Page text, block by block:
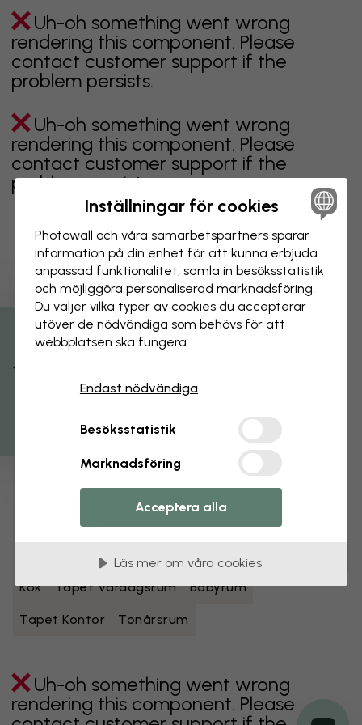
Uh-oh something went wrong
rendering this component. Please
contact customer support if the
problem persists.
Uh-oh something went wrong
rendering this component. Please
contact customer support if the
problem persists.
Visar sidan 1 av 9 sidor
Utforska fler kategorier
Svartvita tapeter Blå tapeter
Gröna tapeter Grå tapeter
Flerfärgade tapeter Oranga tapeter
Rosa tapeter Lila tapeter Röda tapeter
Turkosa tapeter Gula tapeter
Tapet Sovrum Matsal
Kök Tapet Vardagsrum Babyrum
Tapet Kontor Tonårsrum
Uh-oh something went wrong
rendering this component. Please
Få 15% rabatt
Inställningar för cookies
Photowall och våra samarbets­partners sparar
information på din enhet för att kunna erbjuda
anpassad funktionalitet, samla in besöks­statistik
och möjliggöra personaliserad marknads­föring.
Du väljer vilka typer av cookies du accepterar
utöver de nödvändiga som behövs för att
webbplatsen ska fungera.
Endast nödvändiga
Besöksstatistik
Marknadsföring
Acceptera alla
Läs mer om våra cookies